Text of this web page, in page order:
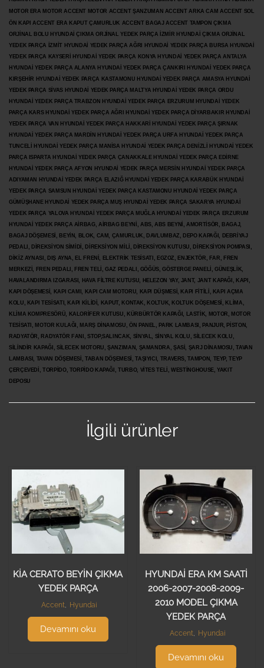
MOTOR ERA MOTOR ACCENT MOTOR ACCENT ŞANZUMAN ACCENT ARKA CAM ACCENT SOL
ÖN KAPI ACCENT ERA KAPUT ÇAMURLUK ACCENT BAGAJ ACCENT TAMPON ÇIKMA
ORJİNAL BOLU HYUNDAİ ÇIKMA ORJİNAL YEDEK PARÇA İZMİR HYUNDAİ ÇIKMA ORJİNAL
YEDEK PARÇA İZMİT HYUNDAİ YEDEK PARÇA AĞRI HYUNDAİ YEDEK PARÇA BURSA HYUNDAİ
YEDEK PARÇA KAYSERİ HYUNDAİ YEDEK PARÇA KONYA HYUNDAİ YEDEK PARÇA ANTALYA
HYUNDAİ YEDEK PARÇA ALANYA HYUNDAİ YEDEK PARÇA ÇANKIRI HYUNDAİ YEDEK PARÇA
KIRŞEHİR HYUNDAİ YEDEK PARÇA KASTAMONU HYUNDAİ YEDEK PARÇA AMASYA HYUNDAİ
YEDEK PARÇA SİVAS HYUNDAİ YEDEK PARÇA MALTYA HYUNDAİ YEDEK PARÇA ORDU
HYUNDAİ YEDEK PARÇA TRABZON HYUNDAİ YEDEK PARÇA ERZURUM HYUNDAİ YEDEK
PARÇA KARS HYUNDAİ YEDEK PARÇA AĞRI HYUNDAİ YEDEK PARÇA DİYARBAKIR HYUNDAİ
YEDEK PARÇA VAN HYUNDAİ YEDEK PARÇA HAKKARİ HYUNDAİ YEDEK PARÇA ŞIRNAK
HYUNDAİ YEDEK PARÇA MARDİN HYUNDAİ YEDEK PARÇA URFA HYUNDAİ YEDEK PARÇA
TUNCELİ HYUNDAİ YEDEK PARÇA MANİSA HYUNDAİ YEDEK PARÇA DENİZLİ HYUNDAİ YEDEK
PARÇA ISPARTA HYUNDAİ YEDEK PARÇA ÇANAKKALE HYUNDAİ YEDEK PARÇA EDİRNE
HYUNDAİ YEDEK PARÇA AFYON HYUNDAİ YEDEK PARÇA MERSİN HYUNDAİ YEDEK PARÇA
ADIYAMAN HYUNDAİ YEDEK PARÇA ELAZIĞ HYUNDAİ YEDEK PARÇA KARABÜK HYUNDAİ
YEDEK PARÇA SAMSUN HYUNDAİ YEDEK PARÇA KASTAMONU HYUNDAİ YEDEK PARÇA
GÜMÜŞHANE HYUNDAİ YEDEK PARÇA MUŞ HYUNDAİ YEDEK PARÇA SAKARYA HYUNDAİ
YEDEK PARÇA YALOVA HYUNDAİ YEDEK PARÇA MUĞLA HYUNDAİ YEDEK PARÇA ERZURUM
HYUNDAİ YEDEK PARÇA AİRBAG, AİRBAG BEYNİ, ABS, ABS BEYNİ, AMORTİSÖR, BAGAJ,
BAGAJ DÖŞEMESİ, BEYİN, BLOK, CAM, ÇAMURLUK, DAVLUMBAZ, DEPO KAPAĞI, DEBRİYAJ
PEDALI, DİREKSİYON SİMİDİ, DİREKSİYON MİLİ, DİREKSİYON KUTUSU, DİREKSİYON POMPASI,
DİKİZ AYNASI, DIŞ AYNA, EL FRENİ, ELEKTRİK TESİSATI, EGZOZ, ENJEKTÖR, FAR, FREN
MERKEZİ, FREN PEDALI, FREN TELİ, GAZ PEDALI, GÖĞÜS, GÖSTERGE PANELİ, GÜNEŞLİK,
HAVALANDIRMA IZGARASI, HAVA FİLTRE KUTUSU, HELEZON YAY, JANT, JANT KAPAĞI, KAPI,
KAPI DÖŞEMESİ, KAPI CAMI, KAPI CAM MOTORU, KAPI DÜŞMESİ, KAPI FİTİLİ, KAPI AÇMA
KOLU, KAPI TESİSATI, KAPI KİLİDİ, KAPUT, KONTAK, KOLTUK, KOLTUK DÖŞEMESİ, KLİMA,
KLİMA KOMPRESÖRÜ, KALORİFER KUTUSU, KÜRBÜRTÖR KAPAĞI, LASTİK, MOTOR, MOTOR
TESİSATI, MOTOR KULAĞI, MARŞ DİNAMOSU, ÖN PANEL, PARK LAMBASI, PANJUR, PİSTON,
RADYATÖR, RADYATÖR FANI, STOP,SALINCAK, SİNYAL, SİNYAL KOLU, SİLECEK KOLU,
SİLİNDİR KAPAĞI, SİLECEK MOTORU, ŞANZIMAN, ŞAMANDRA, ŞASİ, ŞARJ DİNAMOSU, TAVAN
LAMBASI, TAVAN DÖŞEMESİ, TABAN DÖŞEMESİ, TAŞIYICI, TRAVERS, TAMPON, TEYP, TEYP
ÇERÇEVEDİ, TORPİDO, TORPİDO KAPAĞI, TURBO, VİTES TELİ, WESTİNGHOUSE, YAKIT
DEPOSU
İlgili ürünler
KİA CERATO BEYİN ÇIKMA
YEDEK PARÇA
Accent, Hyundai
Devamını oku
HYUNDAİ ERA KM SAATİ
2006-2007-2008-2009-
2010 MODEL ÇIKMA
YEDEK PARÇA
Accent, Hyundai
Devamını oku